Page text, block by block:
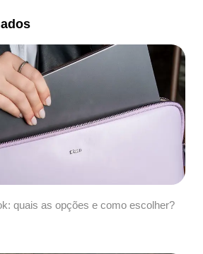
quais as opções e como escolher?